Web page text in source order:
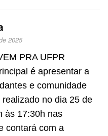
2025
PRA UFPR
é apresentar a
e comunidade
no dia 25 de
às 17:30h nas
contará com a